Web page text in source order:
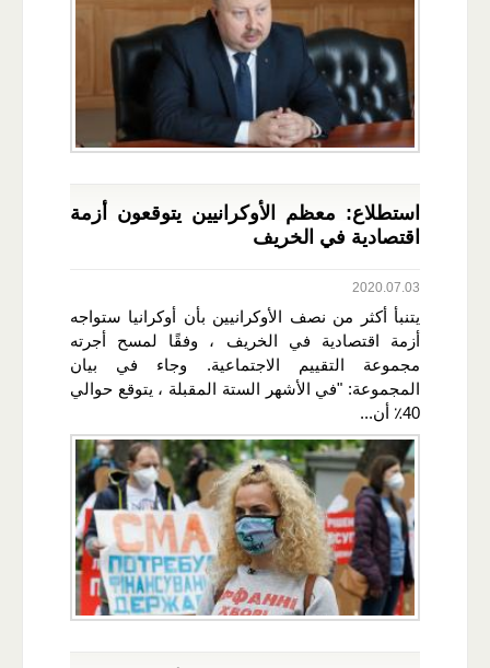
استطلاع: معظم الأوكرانيين يتوقعون أزمة
اقتصادية في الخريف
2020.07.03
يتنبأ أكثر من نصف الأوكرانيين بأن أوكرانيا ستواجه
أزمة اقتصادية في الخريف ، وفقًا لمسح أجرته
مجموعة التقييم الاجتماعية. وجاء في بيان
المجموعة: "في الأشهر الستة المقبلة ، يتوقع حوالي
40٪ أن...